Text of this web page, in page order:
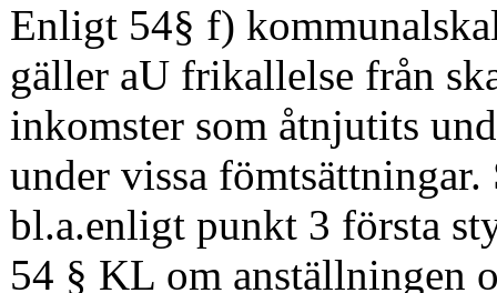
Enligt 54§ f)
gäller aU frikallelse från
inkomster som åtnjutits
under vissa
bl.a.enligt punkt 3 första
54 § KL om anställningen